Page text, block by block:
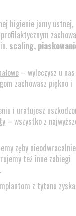
higienie jamy ustnej,
scaling,
– wyleczysz u nas
zachowasz piękno i
i uratujesz
– wszystko z
zęby nieodwracalnie
też inne zabiegi
z tytanu